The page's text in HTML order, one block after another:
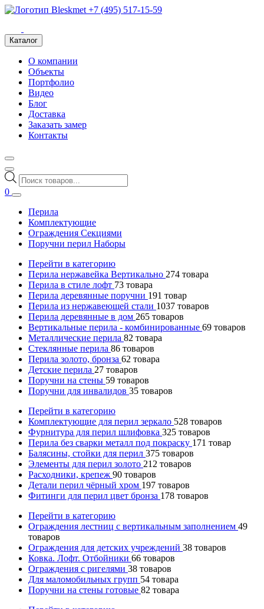
+7 (495) 517-15-59
Каталог
О компании
Объекты
Портфолио
Видео
Блог
Доставка
Заказать замер
Контакты
Поиск
товаров
0
Перила
Комплектующие
Ограждения Секциями
Поручни перил Наборы
Перейти в категорию
Перила нержавейка Вертикально 274 товара
Перила в стиле лофт 73 товара
Перила деревянные поручни 191 товар
Перила из нержавеющей стали 1037 товаров
Перила деревянные в дом 265 товаров
Вертикальные перила - комбинированные 69 товаров
Металлические перила 82 товара
Стеклянные перила 86 товаров
Перила золото, бронза 62 товара
Детские перила 27 товаров
Поручни на стены 59 товаров
Поручни для инвалидов 35 товаров
Перейти в категорию
Комплектующие для перил зеркало 528 товаров
Фурнитура для перил шлифовка 325 товаров
Перила без сварки металл под покраску 171 товар
Балясины, стойки для перил 375 товаров
Элементы для перил золото 212 товаров
Расходники, крепеж 90 товаров
Детали перил чёрный хром 197 товаров
Фитинги для перил цвет бронза 178 товаров
Перейти в категорию
Ограждения лестниц с вертикальным заполнением 49
товаров
Ограждения для детских учреждений 38 товаров
Ковка. Лофт. Отбойники 66 товаров
Ограждения с ригелями 38 товаров
Для маломобильных групп 54 товара
Поручни на стены готовые 82 товара